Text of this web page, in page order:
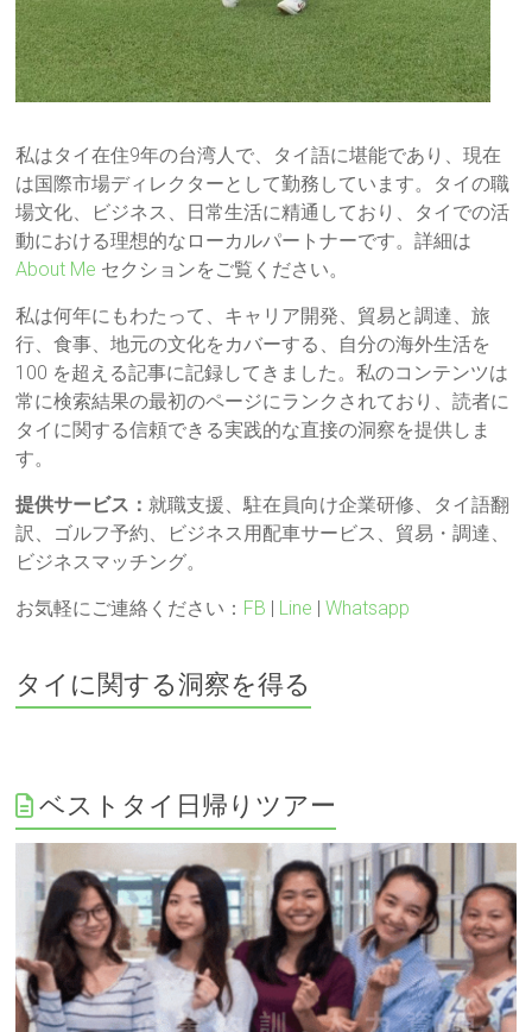
私はタイ在住9年の台湾人で、タイ語に堪能であり、現在
は国際市場ディレクターとして勤務しています。タイの職
場文化、ビジネス、日常生活に精通しており、タイでの活
動における理想的なローカルパートナーです。詳細は
About Me セクションをご覧ください。
私は何年にもわたって、キャリア開発、貿易と調達、旅
行、食事、地元の文化をカバーする、自分の海外生活を
100 を超える記事に記録してきました。私のコンテンツは
常に検索結果の最初のページにランクされており、読者に
タイに関する信頼できる実践的な直接の洞察を提供しま
す。
提供サービス：就職支援、駐在員向け企業研修、タイ語翻
訳、ゴルフ予約、ビジネス用配車サービス、貿易・調達、
ビジネスマッチング。
お気軽にご連絡ください： FB | Line |Whatsapp
タイに関する洞察を得る
ベストタイ日帰りツアー